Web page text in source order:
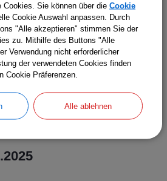
Cookies. Sie können über die Cookie
Cookie Auswahl anpassen. Durch
"Alle akzeptieren" stimmen Sie der
zu. Mithilfe des Buttons "Alle
Verwendung nicht erforderlicher
der verwendeten Cookies finden
Cookie Präferenzen.
Alle ablehnen